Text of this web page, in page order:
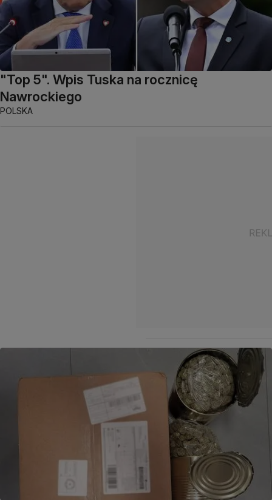
"Top 5". Wpis Tuska na rocznicę
Nawrockiego
POLSKA